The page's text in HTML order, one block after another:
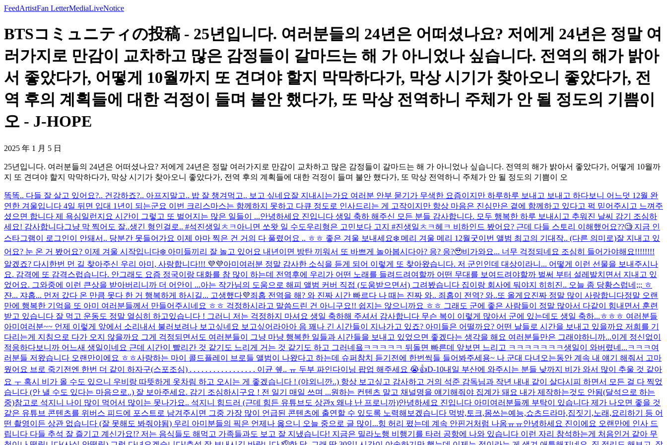
FeedArtistFan LetterMediaLiveNotice
BTSコミュニティの投稿 - 25년입니다. 여러분들의 24년은 어떠셨나요? 저에게 24년은 정말 여
러가지로 만감이 교차하고 많은 감정들이 갈마드는 해 가 아니었나 싶습니다. 전역의 해가 밝아
서 좋았다가, 어떻게 10월까지 또 견뎌야 할지 막막하다가, 막상 시기가 찾아오니 좋았다가, 전
역 후의 계획들에 대한 걱정이 들며 불안 했다가, 또 막상 전역하니 주체가 안 될 정도의 기쁨이
오 - J-HOPE
2025 年 1 月 5 日
25년입니다. 여러분들의 24년은 어떠셨나요? 저에게 24년은 정말 여러가지로 만감이 교차하고 많은 감정들이 갈마드는 해 가 아니었나 싶습니다. 전역의 해가 밝아서 좋았다가, 어떻게 10월까
지 또 견뎌야 할지 막막하다가, 막상 시기가 찾아오니 좋았다가, 전역 후의 계획들에 대한 걱정이 들며 불안 했다가, 또 막상 전역하니 주체가 안 될 정도의 기쁨이 오
똑똑.. 다들 잘 살고 있어요?.. 건강하죠?.. 아프지말고.. 밥 잘 챙겨먹고.. 보고 싶네요잘 지내시는가요 여러분 안부 묻기가 무색한 요즘이지만 하루하루 보내고 보내고 하다보니 어느덧 12월 완
연한 겨울입니다 4일 뒤면 입대 1년이 되는군요 이번 크리스마스는 함께하지 못하고 다큐 정도로 인사드리는 게 고작이지만 항상 마음은 진심만은 곁에 함께하고 있다고 퍽 믿어주시고 느껴주
셨으면 합니다 제 욕심일런지요 시간이 그렇고 또 벌어지는 많은 일들이 ...안녕하세요 진입니다 생일 축하 해주신 모든 분들 감사합니다. 모두 행복한 하루 보내시고 추워진 날씨 감기 조심하
세요! 감사합니다그냥 막 찍어도 잘..생긴 형인걸로.. #석진생일ㅊㅋ 아니면 쏘왓 일 수도우리형은 고민보다 고지 #진생일ㅊㅋ헤ㅋ 비하인드 봤어요? 근데 다들 스토리 이해했어요??🧐 지금 인
스타그램이 로그인이 안돼서.. 당분간 못들어가요 이제 아마 찍은 건 거의 다 풀렸어요 .. ㅎㅎ 좋은 겨울 보내세요❄️ 메리 겨울 메리 12월굿이번 앨범 최고의 기대작.. (다른 의미로)잘 지내고 있
어요? 눈 온 거 봤어요? 이제 겨울 시작입니다❄️ 아미들끼리 잘 놀고 있어요 내년이면 방탄 끼워서 또 바쁘게 놀아봅시다아? 응? 응?🥹비가와요... 너무 걱정되네요 조심히 들어가야해요!!!!!!!!
알겠죠? 다시한번 먼 길 찾아주신 우리 아미, 사랑합니다!!! 💜💜아미여러분 정말 감사한 소식을 듣게 되어 이렇게 또 찾아왔습니다. 저 군인인데 대상이라니... 어떻게 이런 선물을 보내주시나
요. 감격에 또 감격스럽습니다. 안그래도 요즘 정국이랑 대화를 참 많이 하는데 전역후에 우리가 어떤 노래를 들려드려여할까 어떤 무대를 보여드려야할까 벌써 부터 설레발치면서 지내고 있
었어요. 그와중에 이런 큰상을 받아버리니까 더 어안이 ...아는 작가님의 도움으로 해피 앨범 커버 직접 (도움받으면서) 그려봤습니다 집이랑 회사에 둬야지 히히 진.. 오늘 좀 당황스럽네;;; ㅎ
쟌... 쟈홉... 먼저 갔다 온 만큼 못다 한 거 행복하게 하시길... 고생했다💜죄홉 전역을 해? 와 진짜 시간 빠르다 나 때는 진짜 와.. 죄홉이 전역? 와..또 올게요진짜 정말 많이 사랑합니다정말 오랜
만에 행복한 기억을 또 아미 여러분들께서 만들어주시네요 ㅎㅎ 걱정하시라고 말씀드린 건 아니구요!! 쉽지는 않으니까요 ㅎㅎ 그래도 군에 좋은 사람들이 정말 많아서 다같이 힘내면서 훈련
받고 있습니다 잘 먹고 운동도 정말 열심히 하고있습니다 ! 그러니 저는 걱정하지 마셔요 생일 축하해 주셔서 감사합니다 무슨 복이 이렇게 많아서 군에 있는데도 생일 축하...ㅎㅎㅎ 여러분들
아미여러분~~ 언제 이렇게 앞에서 소리내서 불러보려나 보고싶네요 보고싶어라아아 음 꽤나 긴 시간들이 지나가고 있죠? 아미들은 어떨까요? 어떤 날들로 시간을 보내고 있을까요 저희를 기
다리는게 지침으로 다가 오지 않을까요 그게 걱정되면서도 여러분들이 그냥 마냥 행복한 일들과 시간들을 보내고 있었으면 좋겠다는 생각을 해요 여러분들만은 그래야하니까...이게 정신없이
적응하다보니까 어느새 생일이네요 근데 시간이 빨리간 것 같기도 느리게 거는 것 같기도 하고 그러네욬ㅋㅋㅋㅋㅋ 뒤돌면 빠른데 앞보면 느리고 ㅋㅋㅋㅋㅋㅋㅋ생일이 와버렸네...ㅋㅋㅋ 여
러분들 저왔습니다 오랜만이에요 ㅎㅎ사랑하는 마이 콜드플레이 브로들 앨범이 나왔다고 하는데 슈퍼참치 듣기전에 한번씩들 들어봐주세용~ 나 군대 다녀오는동안 계속 내 얘기 해줘서 고마
웠어요 브로 죽기전엔 한번 더 같이 하자구(스포조심) . . . . . . . . . . . . . . . . . 이균 쉪.. ㅠ 두부 파인다이닝 팝업 해주세요 😭👍D-10내일 부산에 와주시는 분들 낮까지 비가 와서 많이 추울 것 같아
요 ㅜ 혹시 비가 올 수도 있으니 우비랑 따뜻하게 옷차림 하고 오시는 게 좋겠습니다 ! (야외니깐..) 항상 보고싶고 감사하고 거의 석준 감독님과 작년 내내 같이 살다시피 하면서 모든 걸 다 찍었
습니다 (안 낼 수도 있다는 마음으로..) 잘 보아주세요. 감기 조심하시구요 ! 전 일기 매일 쓰며 ...원하는 컨텐츠 말고 채널명을 얘기해줘야 집계가 돼요 내가 제작하는것도 안됨(달석으로 하는
중)참고로 석지니 나이 많이 먹어서 많이는 못나가요.. 석지니 힘드러 (근데 힘든 유튜브도 상관x 왜냐 난 프로니까)안녕하세요 진입니다 아미여러분들께 부탁이 있습니다 제가 나오면 좋을 것
같은 유튜브 콘텐츠를 위버스 피드에 포스트로 남겨주시면 그중 가장 많이 언급된 콘텐츠에 출연할 수 있도록 노력해보겠습니다 먹방,토크,몸쓰는예능,쇼츠드라마,집짓기,노래,요리하기 등 어
떤 촬영이든 상관 없습니다 (잘 못해도 봐줘야됨) 우리 아미분들의 픽은 언제나 옳으니 오늘 중으로 글 많이...힝 허리 폈는데 계속 안핀거처럼 나옴ㅠㅠ안녕하세요 진이에요 오랜만에 인사 드
립니다 다들 추석 잘 즐기고 계신가요!? 저는 음식들도 해먹고 가족들과도 보고 잘 지냈습니다! 지금은 밀라노행 비행기를 타러 공항에 나와 있습니다 이런 자리 참석하는게 처음인거 같아 무